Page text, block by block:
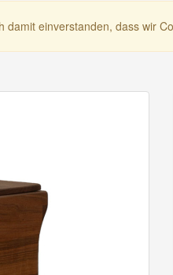
einverstanden, dass wir